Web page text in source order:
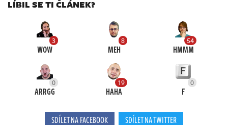
LÍBIL SE TI ČLÁNEK?
3
WOW
8
MEH
54
HMMM
0
ARRGG
19
HAHA
0
F
SDÍLET NA FACEBOOK SDÍLET NA TWITTER